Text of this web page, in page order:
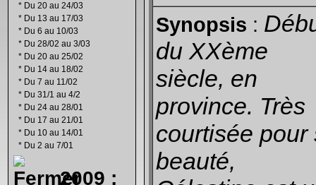
* Du 20 au 24/03
* Du 13 au 17/03
* Du 6 au 10/03
* Du 28/02 au 3/03
* Du 20 au 25/02
* Du 14 au 18/02
* Du 7 au 11/02
* Du 31/1 au 4/2
* Du 24 au 28/01
* Du 17 au 21/01
* Du 10 au 14/01
* Du 2 au 7/01
2009 :
Synopsis :
du XXème
siècle, en
province. Très
courtisée pour
beauté,